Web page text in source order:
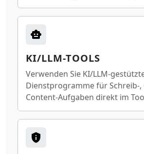
KI/LLM-TOOLS
Verwenden Sie KI/LLM-
Dienstprogramme für Schreib-,
Content-Aufgaben direkt im